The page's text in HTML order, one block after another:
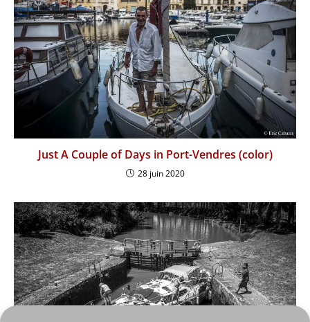
Just A Couple of Days in Port-Vendres (color)
28 juin 2020